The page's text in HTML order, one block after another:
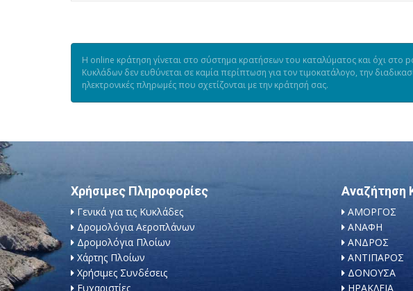
Η online κράτηση γίνεται στο σύστημα κρατήσεων του καταλύματος και όχι στο
Κυκλάδων δεν ευθύνεται σε καμία περίπτωση για τον τιμοκατάλογο, την
ηλεκτρονικές πληρωμές που σχετίζονται με την κράτησή σας.
Χρήσιμες Πληροφορίες
Γενικά για τις Κυκλάδες
Δρομολόγια Αεροπλάνων
Δρομολόγια Πλοίων
Χάρτης Πλοίων
Χρήσιμες Συνδέσεις
Ευχαριστίες
Αναζήτηση
ΑΜΟΡΓΟΣ
ΑΝΑΦΗ
ΑΝΔΡΟΣ
ΑΝΤΙΠΑΡΟΣ
ΔΟΝΟΥΣΑ
ΗΡΑΚΛΕΙΑ